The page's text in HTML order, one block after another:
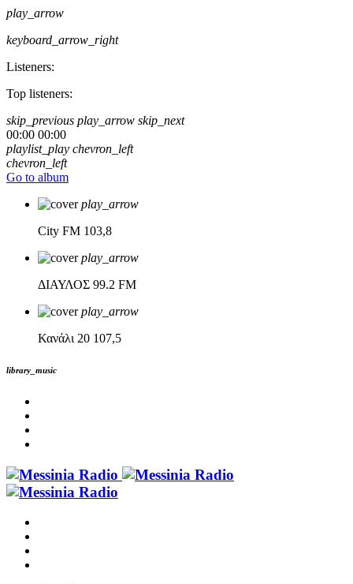
play_arrow
keyboard_arrow_right
Listeners:
Top listeners:
skip_previous play_arrow skip_next
00:00 00:00
playlist_play chevron_left
chevron_left
Go to album
play_arrow
City FM 103,8
play_arrow
ΔΙΑΥΛΟΣ 99.2 FM
play_arrow
Κανάλι 20 107,5
library_music